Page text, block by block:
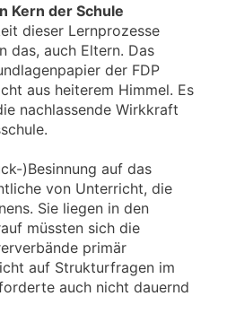
Kern der Schule
dieser Lernprozesse
das, auch Eltern. Das
der FDP
aus heiterem Himmel. Es
nachlassende Wirkkraft
)Besinnung auf das
von Unterricht, die
Sie liegen in den
müssten sich die
primär
auf Strukturfragen im
auch nicht dauernd